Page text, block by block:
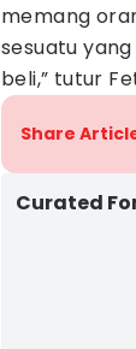
memang
sesuatu yang
beli,” tutur
Share
Curated